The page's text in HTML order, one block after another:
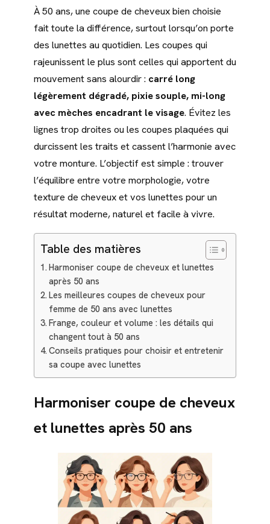
À 50 ans, une coupe de cheveux bien choisie
fait toute la différence, surtout lorsqu’on porte
des lunettes au quotidien. Les coupes qui
rajeunissent le plus sont celles qui apportent du
mouvement sans alourdir : carré long
légèrement dégradé, pixie souple, mi-long
avec mèches encadrant le visage. Évitez les
lignes trop droites ou les coupes plaquées qui
durcissent les traits et cassent l’harmonie avec
votre monture. L’objectif est simple : trouver
l’équilibre entre votre morphologie, votre
texture de cheveux et vos lunettes pour un
résultat moderne, naturel et facile à vivre.
Table des matières
Harmoniser coupe de cheveux et lunettes
après 50 ans
Les meilleures coupes de cheveux pour
femme de 50 ans avec lunettes
Frange, couleur et volume : les détails qui
changent tout à 50 ans
Conseils pratiques pour choisir et entretenir
sa coupe avec lunettes
Harmoniser coupe de cheveux
et lunettes après 50 ans